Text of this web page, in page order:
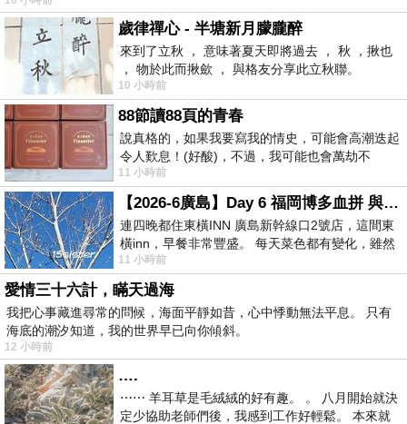
歲律禪心 - 半塘新月朦朧醉
來到了立秋 ， 意味著夏天即將過去 ， 秋 ，揪也
， 物於此而揪歛 ， 與格友分享此立秋聯。
10 小時前
88節讀88頁的青春
說真格的，如果我要寫我的情史，可能會高潮迭起
令人歎息！(好酸)，不過，我可能也會萬劫不
復...，每天跪鍵盤還是被判了花心的罪
11 小時前
【2026-6廣島】Day 6 福岡博多血拼 與機場接送少年司機深夜對談
連四晚都住東橫INN 廣島新幹線口2號店，這間東
橫inn，早餐非常豐盛。 每天菜色都有變化，雖然
看到工作人員拿出料理包加熱，但
11 小時前
愛情三十六計，瞞天過海
我把心事藏進尋常的問候，海面平靜如昔，心中悸動無法平息。 只有
海底的潮汐知道，我的世界早已向你傾斜。
12 小時前
….
⋯⋯ 羊耳草是毛絨絨的好有趣。 。 八月開始就決
定少協助老師們後，我感到工作好輕鬆。 本來就